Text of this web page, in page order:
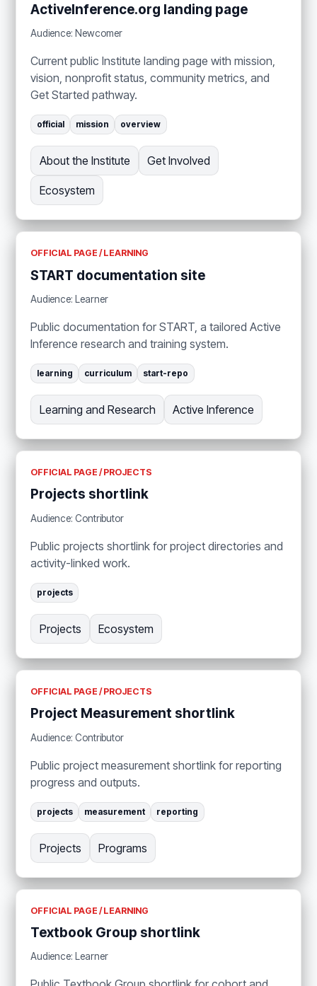
ActiveInference.org landing page
Audience: Newcomer
Current public Institute landing page with mission,
vision, nonprofit status, community metrics, and
Get Started pathway.
official mission overview
About the Institute Get Involved
Ecosystem
OFFICIAL PAGE / LEARNING
START documentation site
Audience: Learner
Public documentation for START, a tailored Active
Inference research and training system.
learning curriculum start-repo
Learning and Research Active Inference
OFFICIAL PAGE / PROJECTS
Projects shortlink
Audience: Contributor
Public projects shortlink for project directories and
activity-linked work.
projects
Projects Ecosystem
OFFICIAL PAGE / PROJECTS
Project Measurement shortlink
Audience: Contributor
Public project measurement shortlink for reporting
progress and outputs.
projects measurement reporting
Projects Programs
OFFICIAL PAGE / LEARNING
Textbook Group shortlink
Audience: Learner